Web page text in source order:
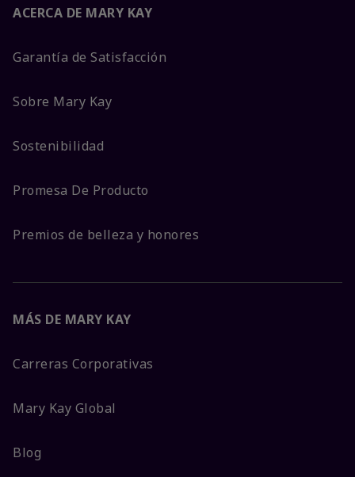
ACERCA DE MARY KAY
Garantía de Satisfacción
Sobre Mary Kay
Sostenibilidad
Promesa De Producto
Premios de belleza y honores
MÁS DE MARY KAY
Carreras Corporativas
Mary Kay Global
Blog